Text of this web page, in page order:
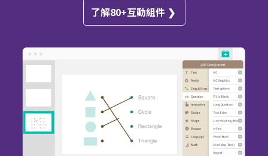
了解80+互動組件 ❯